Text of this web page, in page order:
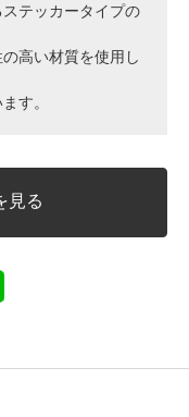
テッカータイプの
高い材質を使用し
す。
見る